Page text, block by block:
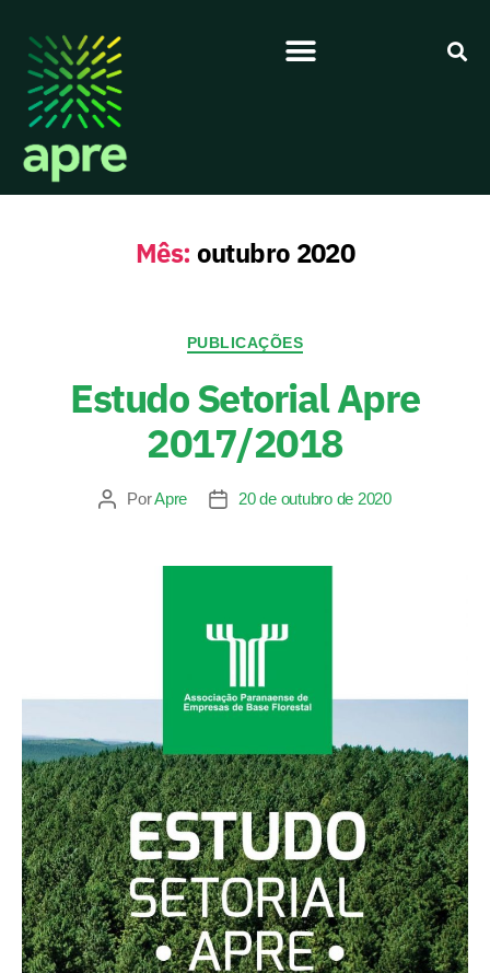
Mês: outubro 2020
PUBLICAÇÕES
Estudo Setorial Apre
2017/2018
PorApre 20 de outubro de 2020